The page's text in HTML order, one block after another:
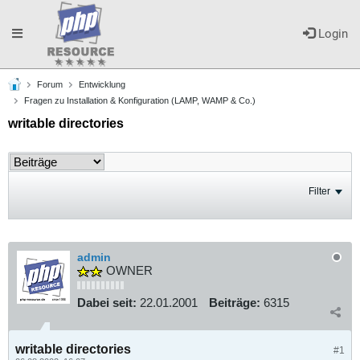
Login
Toggle
navigation
Forum
Entwicklung
Fragen zu Installation & Konfiguration (LAMP, WAMP & Co.)
writable directories
Filter
admin
OWNER
Dabei seit: 22.01.2001 Beiträge: 6315
#1
writable directories